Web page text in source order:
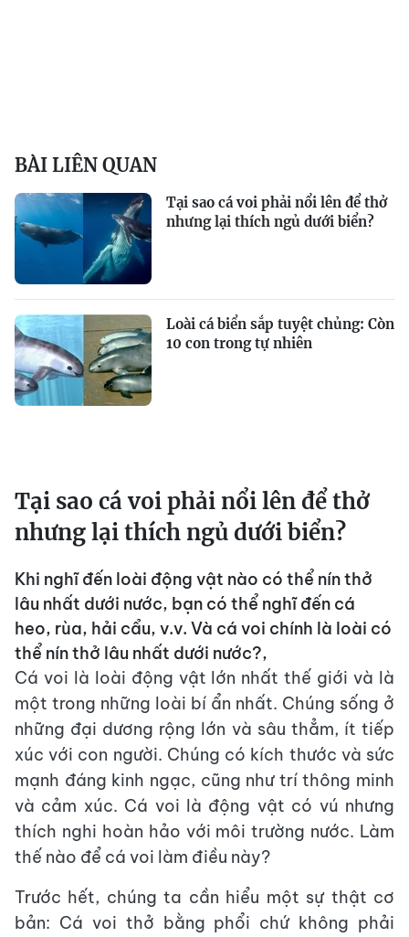
BÀI LIÊN QUAN
Tại sao cá voi phải nổi lên để thở
nhưng lại thích ngủ dưới biển?
Loài cá biển sắp tuyệt chủng: Còn
10 con trong tự nhiên
Tại sao cá voi phải nổi lên để thở
nhưng lại thích ngủ dưới biển?
Khi nghĩ đến loài động vật nào có thể nín thở
lâu nhất dưới nước, bạn có thể nghĩ đến cá
heo, rùa, hải cẩu, v.v. Và cá voi chính là loài có
thể nín thở lâu nhất dưới nước?,
Cá voi là loài động vật lớn nhất thế giới và là
một trong những loài bí ẩn nhất. Chúng sống ở
những đại dương rộng lớn và sâu thẳm, ít tiếp
xúc với con người. Chúng có kích thước và sức
mạnh đáng kinh ngạc, cũng như trí thông minh
và cảm xúc. Cá voi là động vật có vú nhưng
thích nghi hoàn hảo với môi trường nước. Làm
thế nào để cá voi làm điều này?
Trước hết, chúng ta cần hiểu một sự thật cơ
bản: Cá voi thở bằng phổi chứ không phải